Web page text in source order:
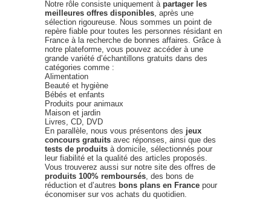
Notre rôle consiste uniquement à partager les
meilleures offres disponibles, après une
sélection rigoureuse. Nous sommes un point de
repère fiable pour toutes les personnes résidant en
France à la recherche de bonnes affaires. Grâce à
notre plateforme, vous pouvez accéder à une
grande variété d’échantillons gratuits dans des
catégories comme :
Alimentation
Beauté et hygiène
Bébés et enfants
Produits pour animaux
Maison et jardin
Livres, CD, DVD
En parallèle, nous vous présentons des jeux
concours gratuits avec réponses, ainsi que des
tests de produits à domicile, sélectionnés pour
leur fiabilité et la qualité des articles proposés.
Vous trouverez aussi sur notre site des offres de
produits 100% remboursés, des bons de
réduction et d’autres bons plans en France pour
économiser sur vos achats du quotidien.